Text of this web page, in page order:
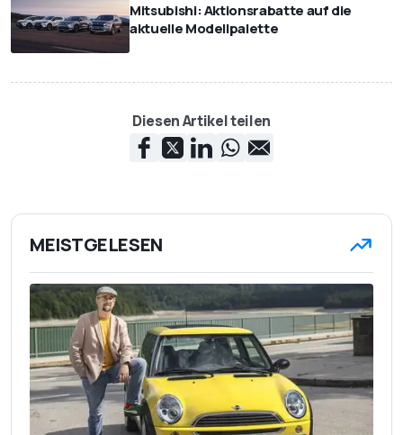
Mitsubishi: Aktionsrabatte auf die
aktuelle Modellpalette
Diesen Artikel teilen
MEISTGELESEN